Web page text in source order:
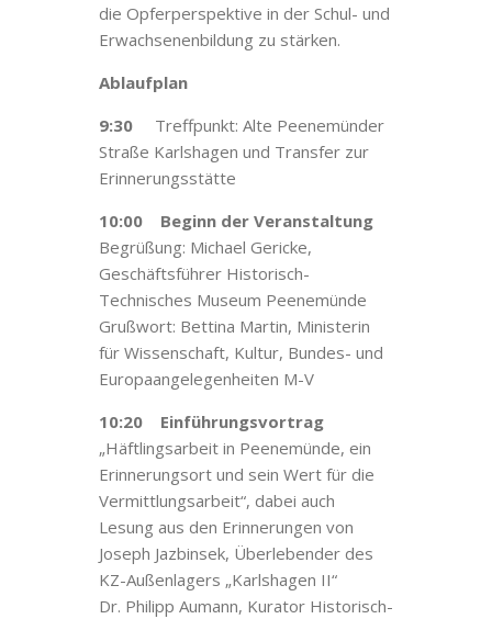
die Opferperspektive in der Schul- und
Erwachsenenbildung zu stärken.
Ablaufplan
9:30
Treffpunkt: Alte Peenemünder
Straße Karlshagen und Transfer zur
Erinnerungsstätte
10:00
Beginn der Veranstaltung
Begrüßung: Michael Gericke,
Geschäftsführer Historisch-
Technisches Museum Peenemünde
Grußwort: Bettina Martin, Ministerin
für Wissenschaft, Kultur, Bundes- und
Europaangelegenheiten M-V
10:20
Einführungsvortrag
„Häftlingsarbeit in Peenemünde, ein
Erinnerungsort und sein Wert für die
Vermittlungsarbeit“, dabei auch
Lesung aus den Erinnerungen von
Joseph Jazbinsek, Überlebender des
KZ-Außenlagers „Karlshagen II“
Dr. Philipp Aumann, Kurator Historisch-